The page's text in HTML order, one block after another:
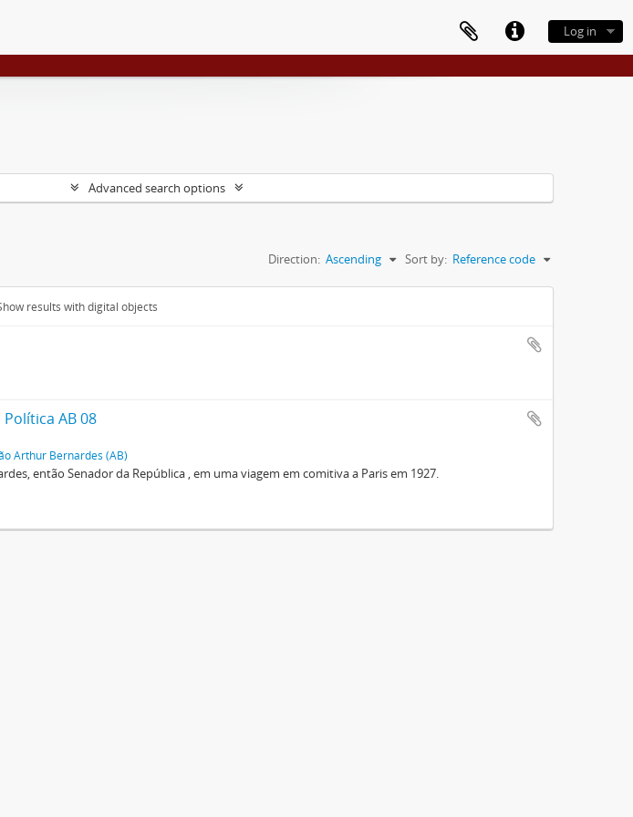
Log in
Advanced search options
Sort by: Reference code
Direction: Ascending
results with digital objects
AB 08
Arthur Bernardes (AB)
então Senador da República , em uma viagem em comitiva a Paris em 1927.